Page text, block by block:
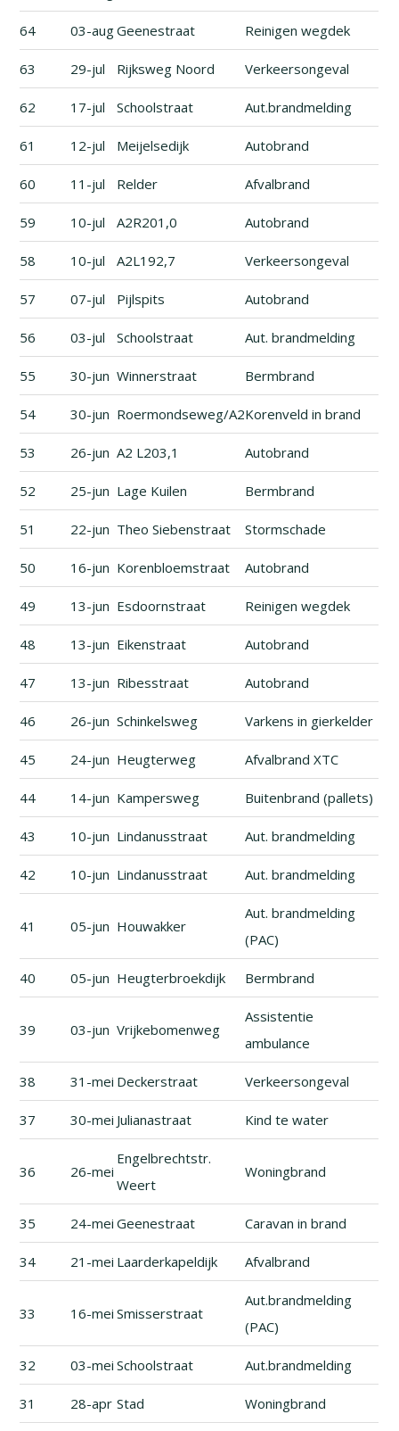
64 03-augGeenestraat Reinigen wegdek
63 29-jul Rijksweg Noord Verkeersongeval
62 17-jul Schoolstraat Aut.brandmelding
61 12-jul Meijelsedijk Autobrand
60 11-jul Relder Afvalbrand
59 10-jul A2R201,0 Autobrand
58 10-jul A2L192,7 Verkeersongeval
57 07-jul Pijlspits Autobrand
56 03-jul Schoolstraat Aut. brandmelding
55 30-jun Winnerstraat Bermbrand
54 30-jun Roermondseweg/A2Korenveld in brand
53 26-jun A2 L203,1 Autobrand
52 25-jun Lage Kuilen Bermbrand
51 22-jun Theo Siebenstraat Stormschade
50 16-jun Korenbloemstraat Autobrand
49 13-jun Esdoornstraat Reinigen wegdek
48 13-jun Eikenstraat Autobrand
47 13-jun Ribesstraat Autobrand
46 26-jun Schinkelsweg Varkens in gierkelder
45 24-jun Heugterweg Afvalbrand XTC
44 14-jun Kampersweg Buitenbrand (pallets)
43 10-jun Lindanusstraat Aut. brandmelding
42 10-jun Lindanusstraat Aut. brandmelding
41 05-jun Houwakker
Aut. brandmelding
(PAC)
40 05-jun Heugterbroekdijk Bermbrand
39 03-jun Vrijkebomenweg
Assistentie
ambulance
38 31-mei Deckerstraat Verkeersongeval
37 30-mei Julianastraat Kind te water
36 26-mei
Engelbrechtstr.
Weert
Woningbrand
35 24-mei Geenestraat Caravan in brand
34 21-mei Laarderkapeldijk Afvalbrand
33 16-mei Smisserstraat
Aut.brandmelding
(PAC)
32 03-mei Schoolstraat Aut.brandmelding
31 28-apr Stad Woningbrand